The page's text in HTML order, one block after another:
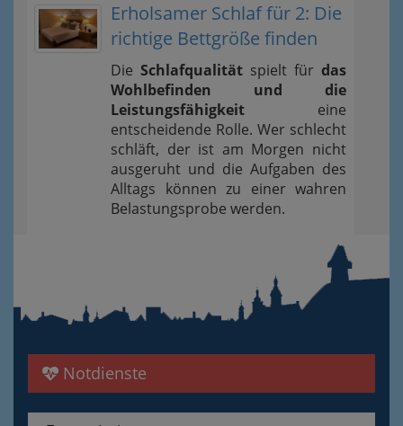
Erholsamer Schlaf für 2: Die
richtige Bettgröße finden
Die Schlafqualität spielt für das
Wohlbefinden und die
Leistungsfähigkeit eine
entscheidende Rolle. Wer schlecht
schläft, der ist am Morgen nicht
ausgeruht und die Aufgaben des
Alltags können zu einer wahren
Belastungsprobe werden.
Notdienste